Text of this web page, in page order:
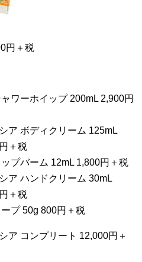
円＋税
ワーホイップ 200mL 2,900円
ア ボディクリーム 125mL
＋税
プバーム 12mL 1,800円＋税
ア ハンドクリーム 30mL
＋税
プ 50g 800円＋税
ア コンプリート 12,000円＋